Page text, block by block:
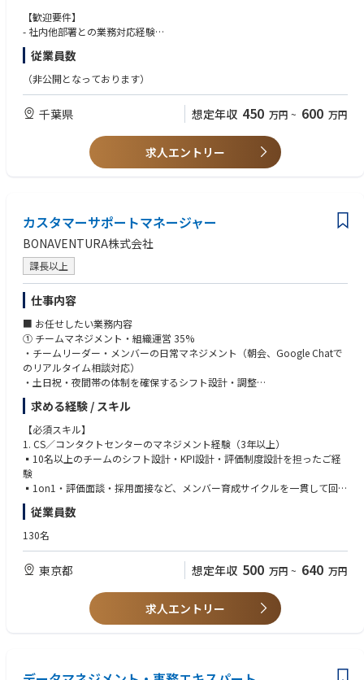
■多様化するチャネルへの対応： サブスク（定期購入）と店頭購入が混在
するお客さま対応を整理し、チャネルごとのお問い合わせ特性に応じた応
対設計・オペレーション構築
■VOC（お客さまの声）の活用： お問い合わせから改善インサイトを抽出
し、プロダクト・マーケ・品質保証など関連部署へ連携・改善提案
■お客さま体験価値の向上： 先回りのサポートや、お客さまが不安なく使
い続けられる仕組みづくりなど、お客さま体験（CX）を起点にした施策の
企画・実行（マーケティング／コア事業部と連携）
■CS組織のロードマップ策定： CSが2〜3年後に持つべき機能を定義し、
体制・採用計画を設計。経営陣へ数値で説明・報告
■メンバー・委託先の育成： オペレーターの応対品質向上、ナレッジ・マ
足元はCS実務のマネジメントが中心ですが、ゆくゆくは、日々のお客さま
対応を一つひとつの「応対」ではなくお客さまとの接点として捉え直し、
お客さまにとってのあるべき姿から体験全体を設計していくことを期待し
ています。何が正解かは私たちもまだ模索の途中です。お客さま体験（C
X）やブランド価値の向上まで含めて、経営・事業側とともにディスカッ
ションしながら、一緒につくっていければと考えています。
【業務で利用するツール/ソフトウェア】
〇Slack
〇Notion
〇Google Workspace
〇チャネルトーク（顧客対応）
〇Microsoft Office
〇Redash
〇Gemini
※その他業務で必要なAIツールについては積極的に導入予定
セレクションの拡大に貢献頂きます。
くなりますので、お客様と円滑にコミュニケーションする必要がございま
す。
電話を通しお客様への正しい情報提供を行うことで、セルフメディケーシ
ョンを推進してくことが重要となります。
・ Customerへの正しい情報提供と適正販売を行う。
・ Amazon.co.jp上の医薬品商品説明に責任を持つ。
【薬剤師としての職責】
・ 薬機法関連法規の遵守
・ 問い合わせが合ったお客様の症状により、お客様の求めている医薬品の
服用可否の判断を行う。
・ 医薬品を適正に使用するための服薬指導、情報提供を実施する。
・ 医薬品の購入者ごとに提供すべき情報の範囲を判断する。
・ 医薬品の購入者から、医薬品副作用の苦情や相談を受け付ける。
・ 一般用医薬品で対応できないと判断した場合、医療機関への受診を勧め
る。
・ コミュニケーションを通じ、副作用相談など、購入者のアフターケアを
実施する。
・ 必要に応じてPMDAへの報告を実施する
【業務割合（目安）】
50% 医薬品に関するプロジェクトにおいて医薬品適正販売の判断
40% Customerとのコミュニケーション
10% CSチームとのCustomer対応に関するコミュニケーション
【歓迎要件】
- 社内他部署との業務対応経験
- 電話対応しながら、サイト内で調査や、記録をする程度のPCスキル
- ドラッグストア・コールセンターでの経験
- 英語力（読み書き/会話）
ことに対して前向きであること
従業員数
（非公開となっております）
千葉県 想定年収 450 万円 ~ 600 万円
求人エントリー
カスタマーサポートマネージャー
BONAVENTURA株式会社
課長以上
仕事内容
■ お任せしたい業務内容
① チームマネジメント・組織運営 35%
・チームリーダー・メンバーの日常マネジメント（朝会、Google Chatで
のリアルタイム相談対応）
・土日祝・夜間帯の体制を確保するシフト設計・調整
・メンバーとの月次1on1、半期ごとの評価面談・目標設定
・人事と連携した中途採用・アルバイト採用の面接
② CSオペレーションの標準化・品質向上 25%
・マニュアル・FAQ・応対ガイドラインの策定・改訂
・電話応対トレーニングプログラムの設計・実行
・CS KPI（一次解決率・CSAT・応答時間等）の設計・モニタリング・改善
③ 他部門連携・VOCの事業活用 25%
・修理チームとの連携フロー設計・最適化（一次受付→引き継ぎ→お客様
・MD・EC・店舗運営・物流との横断連携、週次マネージャー定例での情
・お客様の声（VOC）レポートの作成と他部門への定例共有
・VOCを起点とした商品改善・施策の推進
・年度計画（年間KPI・施策ロードマップ・人員計画）の策定
求める経験 / スキル
【必須スキル】
1. CS／コンタクトセンターのマネジメント経験（3年以上）
▪️10名以上のチームのシフト設計・KPI設計・評価制度設計を担ったご経
験
▪️1on1・評価面談・採用面接など、メンバー育成サイクルを一貫して回し
たご経験
2. マルチチャネル（電話・チャット・メール）でのCS運営経験
▪️電話応対のオペレーション設計（トーク設計・エスカレーションフロ
ー・モニタリング）のご経験
3. 他部門との連携フロー設計・横断プロジェクトを推進したご経験
▪️商品開発・物流・店舗・IT等、他部門と連携したフロー設計・改善プロ
従業員数
130名
東京都 想定年収 500 万円 ~ 640 万円
求人エントリー